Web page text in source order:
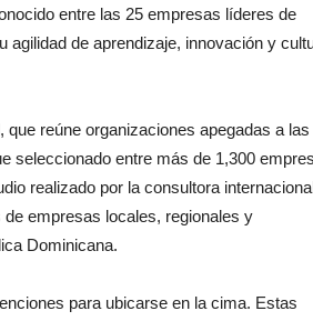
entre las 25 empresas líderes de
de aprendizaje, innovación y
reúne organizaciones apegadas a las
seleccionado entre más de 1,300
realizado por la consultora
empresas locales, regionales y
Dominicana.
para ubicarse en la cima. Estas